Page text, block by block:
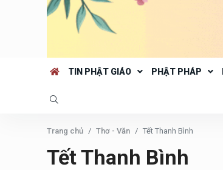
TIN PHẬT GIÁO PHẬT PHÁP
Trang chủ Thơ - Văn Tết Thanh Bình
Tết Thanh Bình